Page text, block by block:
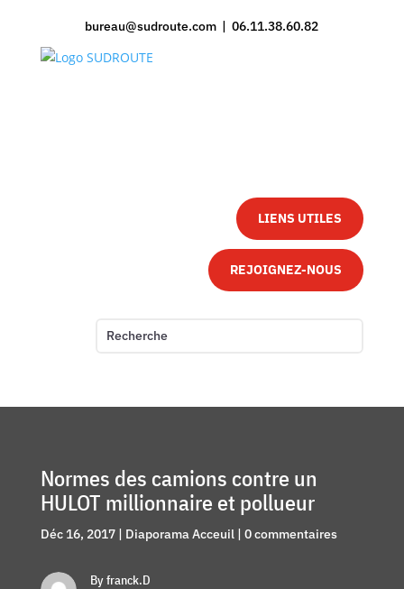
bureau@sudroute.com | 06.11.38.60.82
LIENS UTILES
REJOIGNEZ-NOUS
Normes des camions contre un
HULOT millionnaire et pollueur
Déc 16, 2017| Diaporama Acceuil| 0 commentaires
By franck.D